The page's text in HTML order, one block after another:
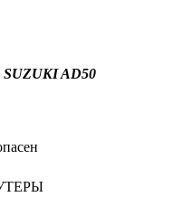
SUZUKI AD50